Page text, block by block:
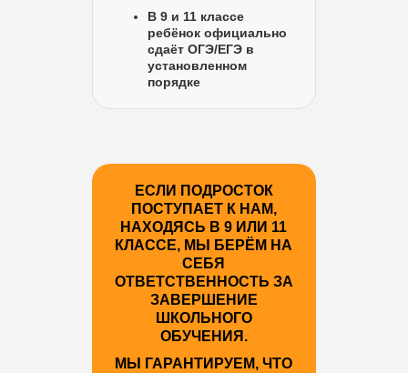
В 9 и 11 классе
ребёнокофициально
сдаёт ОГЭ/ЕГЭ в
установленном
порядке
ЕСЛИ ПОДРОСТОК
ПОСТУПАЕТ К НАМ,
НАХОДЯСЬ В 9 ИЛИ 11
КЛАССЕ, МЫ БЕРЁМ НА
СЕБЯ
ОТВЕТСТВЕННОСТЬ ЗА
ЗАВЕРШЕНИЕ
ШКОЛЬНОГО
ОБУЧЕНИЯ.
МЫ ГАРАНТИРУЕМ, ЧТО